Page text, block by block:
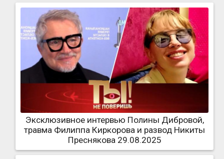
Эксклюзивное интервью Полины Дибровой,
травма Филиппа Киркорова и развод Никиты
Преснякова 29.08.2025